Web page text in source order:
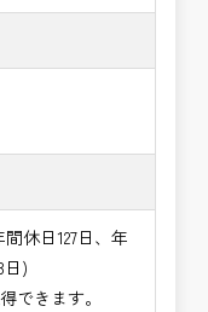
休日127日、年
日)
できます。